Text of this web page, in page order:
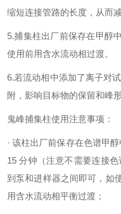
缩短连接管路的长度，从而
5.捕集柱出厂前保存在甲醇
使用前用含水流动相过渡。
6.若流动相中添加了离子对
附，影响目标物的保留和峰形
鬼峰捕集柱使用注意事项：
· 该柱出厂前保存在色谱甲
15 分钟（注意不需要连接
到泵和进样器之间即可，如
用含水流动相平衡过渡；